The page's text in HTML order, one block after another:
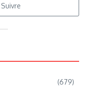
Suivre
(679)